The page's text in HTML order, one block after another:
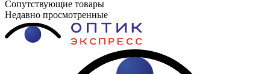
Сопутствующие товары
Недавно просмотренные